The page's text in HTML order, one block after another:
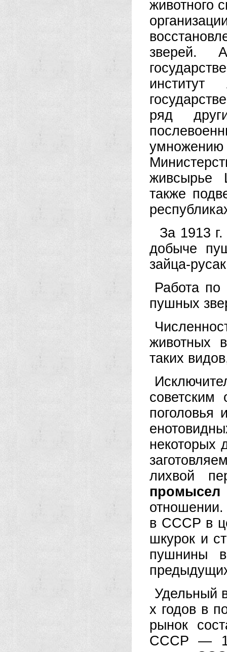
животного
зверей.
ряд
живсырье
также
За 1913
добыче
зайца-
Работа по
пушных
животных
таких
советским
поголовья
некоторых
лихвой
промысел
в СССР в
шкурок и
пушнины
Удельный
х годов в
рынок
СССР —